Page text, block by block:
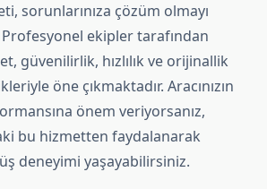
sorunlarınıza çözüm olmayı
ekipler tarafından
güvenilirlik, hızlılık ve orijinallik
öne çıkmaktadır. Aracınızın
önem veriyorsanız,
bu hizmetten faydalanarak
deneyimi yaşayabilirsiniz.